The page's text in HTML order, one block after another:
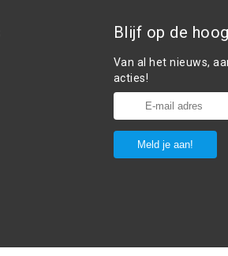
Blijf op de
Van al het nieuws,
acties!